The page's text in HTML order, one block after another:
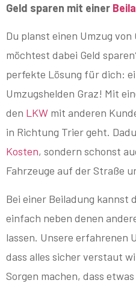
Geld sparen mit einer
Du planst einen Umzug
möchtest dabei Geld
perfekte Lösung für dich:
Umzugshelden Graz! Mit
den LKW mit anderen
in Richtung Trier geht.
Kosten, sondern schonst
Fahrzeuge auf der Straße
Bei einer Beiladung kannst
einfach neben denen
lassen. Unsere erfahrenen
dass alles sicher verstaut
Sorgen machen, dass